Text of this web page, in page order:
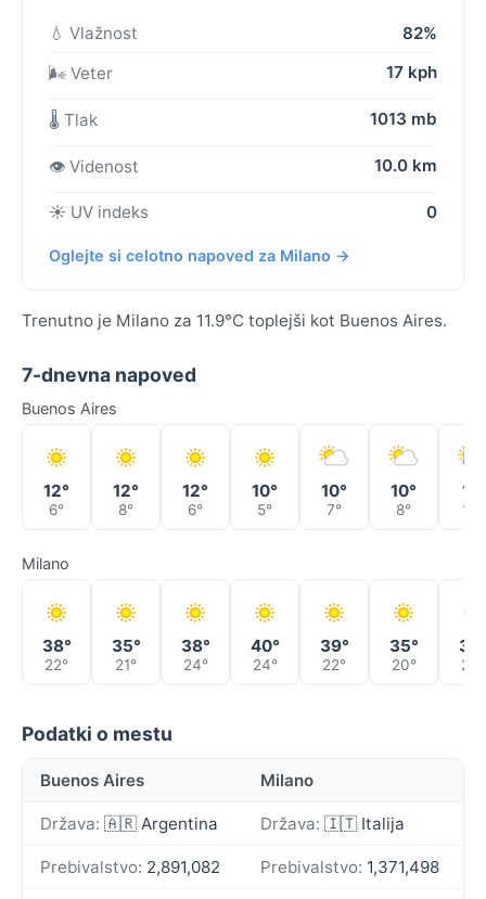
💧 Vlažnost
82%
🌬️ Veter
17 kph
🌡️ Tlak 1013 mb
👁️ Videnost 10.0 km
☀️ UV indeks 0
Oglejte si celotno napoved za Milano →
Trenutno je Milano za 11.9°C toplejši kot Buenos Aires.
7-dnevna napoved
Buenos Aires
12°
6°
12°
8°
12°
6°
10°
5°
10°
7°
10°
8°
11°
10°
Milano
38°
22°
35°
21°
38°
24°
40°
24°
39°
22°
35°
20° 22°
Podatki o mestu
Buenos Aires Milano
Država: 🇦🇷 Argentina Država: 🇮🇹 Italija
Prebivalstvo: 2,891,082 Prebivalstvo: 1,371,498